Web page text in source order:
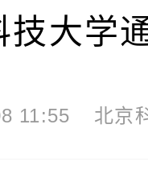
技大学
11:55 北京